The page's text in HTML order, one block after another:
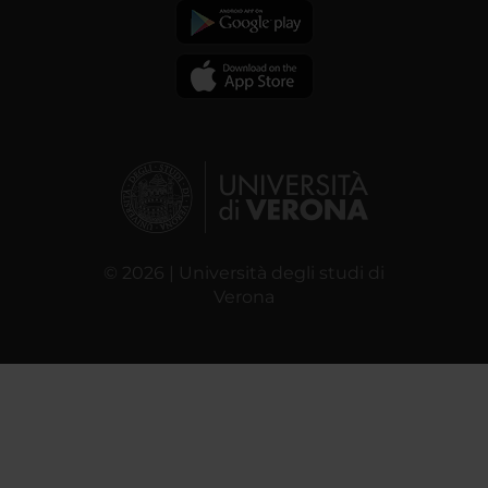
© 2026 | Università degli studi di
Verona